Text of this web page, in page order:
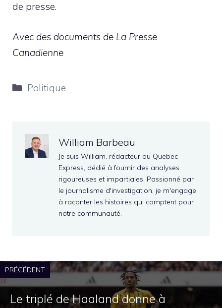
de presse.
Avec des documents de La Presse
Canadienne
Catégories
Politique
William Barbeau
Je suis William, rédacteur au Quebec
Express, dédié à fournir des analyses
rigoureuses et impartiales. Passionné par
le journalisme d'investigation, je m'engage
à raconter les histoires qui comptent pour
notre communauté.
PRÉCÉDENT
Le triplé de Haaland donne à